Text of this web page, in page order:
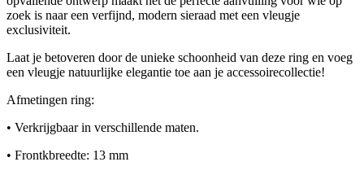
zoek is naar een verfijnd, modern sieraad met een vleugje
exclusiviteit.
Laat je betoveren door de unieke schoonheid van deze ring en voeg
een vleugje natuurlijke elegantie toe aan je accessoirecollectie!
Afmetingen ring:
• Verkrijgbaar in verschillende maten.
• Frontkbreedte: 13 mm